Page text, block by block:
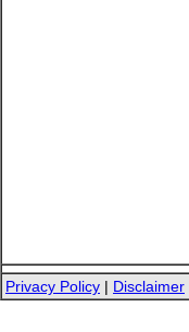
Privacy Policy | Disclaimer